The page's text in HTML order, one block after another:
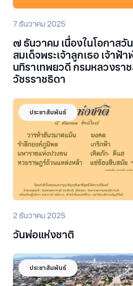
7 ธันวาคม 2025
๗ ธันวาคม เนื่องในโอกาสวั
สมเด็จพระเจ้าลูกเธอ เจ้าฟ้
นทิราเทพยวดี กรมหลวงรา
วัชรราชธิดา
ประชาสัมพันธ์
2 ธันวาคม 2025
วันพ่อแห่งชาติ
ประชาสัมพันธ์